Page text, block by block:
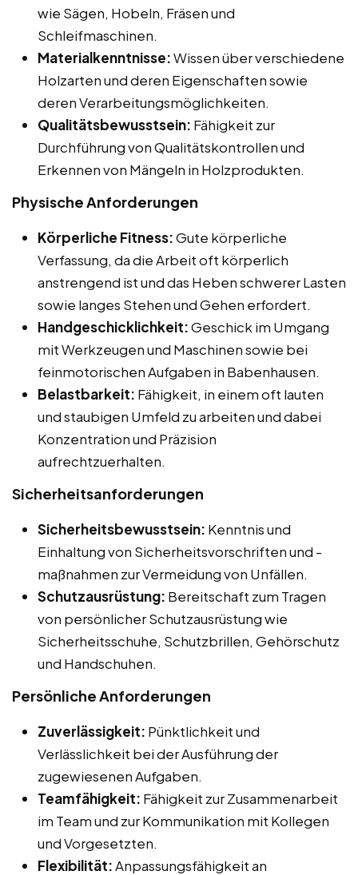
wie Sägen, Hobeln, Fräsen und
Schleifmaschinen.
Materialkenntnisse:Wissen über verschiedene
Holzarten und deren Eigenschaften sowie
deren Verarbeitungsmöglichkeiten.
Qualitätsbewusstsein: Fähigkeit zur
Durchführung von Qualitätskontrollen und
Erkennen von Mängeln in Holzprodukten.
Physische Anforderungen
Körperliche Fitness:Gute körperliche
Verfassung, da die Arbeit oft körperlich
anstrengend ist und das Heben schwerer Lasten
sowie langes Stehen und Gehen erfordert.
Handgeschicklichkeit:Geschick im Umgang
mit Werkzeugen und Maschinen sowie bei
feinmotorischen Aufgaben in Babenhausen.
Belastbarkeit: Fähigkeit, in einem oft lauten
und staubigen Umfeld zu arbeiten und dabei
Konzentration und Präzision
aufrechtzuerhalten.
Sicherheitsanforderungen
Sicherheitsbewusstsein: Kenntnis und
Einhaltung von Sicherheitsvorschriften und -
maßnahmen zur Vermeidung von Unfällen.
Schutzausrüstung: Bereitschaft zum Tragen
von persönlicher Schutzausrüstung wie
Sicherheitsschuhe, Schutzbrillen, Gehörschutz
und Handschuhen.
Persönliche Anforderungen
Zuverlässigkeit: Pünktlichkeit und
Verlässlichkeit bei der Ausführung der
zugewiesenen Aufgaben.
Teamfähigkeit: Fähigkeit zur Zusammenarbeit
im Team und zur Kommunikation mit Kollegen
und Vorgesetzten.
Flexibilität:Anpassungsfähigkeit an